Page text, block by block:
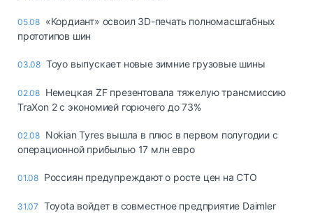
05.08 «Кордиант» освоил 3D-печать полномасштабных
прототипов шин
03.08 Toyo выпускает новые зимние грузовые шины
02.08 Немецкая ZF презентовала тяжелую трансмиссию
TraXon 2 с экономией горючего до 73%
02.08 Nokian Tyres вышла в плюс в первом полугодии с
операционной прибылью 17 млн евро
01.08 Россиян предупреждают о росте цен на СТО
31.07 Toyota войдет в совместное предприятие Daimler